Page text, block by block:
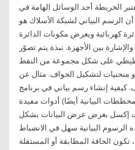
الخريطة أحد الوسائل الهامة في
الرسم البياني لشبكة الأسلاك هو
كهربائية ويعرض مكونات الدائرة
بين الأجهزة. نبذة يتم تصوّر
على شكل مجموعة من النقط
لتشكيل الحواف. مثال عن
له 6 فواصل و 7 حواف. كيفية إنشاء رسم بياني في برنامج
البيانية أيضًا) أدوات مفيدة
إكسل بغرض عرض البيانات بشكل
الرسوم البيانية سهل في الانضباط
تكون الحافة المطابقة أو المستقلة